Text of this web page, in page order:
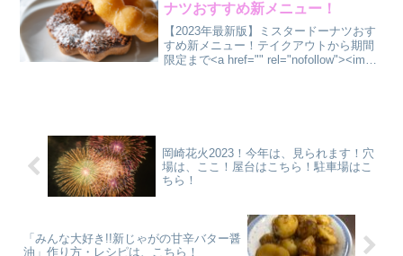
ナツおすすめ新メニュー！
【2023年最新版】ミスタードーナツおす
すめ新メニュー！テイクアウトから期間
限定まで<a href="" rel="nofollow"><img
岡崎花火2023！今年は、見られます！穴
場は、ここ！屋台はこちら！駐車場はこ
ちら！
「みんな大好き!!新じゃがの甘辛バター醤
油」作り方・レシピは、こちら！